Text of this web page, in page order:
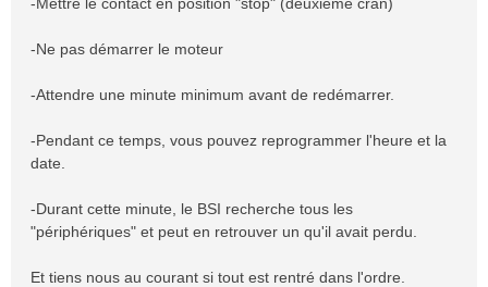
-Ne pas démarrer le moteur
-Attendre une minute minimum avant de redémarrer.
-Pendant ce temps, vous pouvez reprogrammer l'heure et la
date.
-Durant cette minute, le BSI recherche tous les
"périphériques" et peut en retrouver un qu'il avait perdu.
Et tiens nous au courant si tout est rentré dans l'ordre.